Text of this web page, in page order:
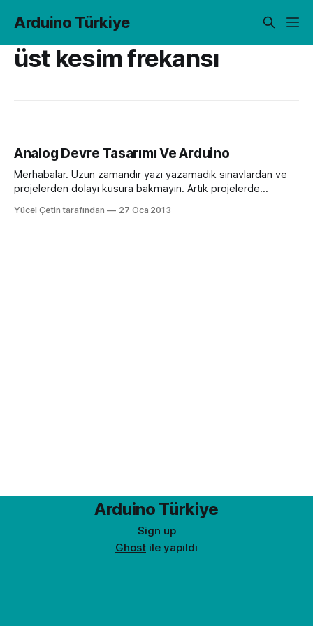
Arduino Türkiye
üst kesim frekansı
Analog Devre Tasarımı Ve Arduino
Merhabalar. Uzun zamandır yazı yazamadık sınavlardan ve
projelerden dolayı kusura bakmayın. Artık projelerde
var” dediğimizde sorular soruluyor Arduino’ya yeni başlayan
Yücel Çetin tarafından 27 Oca 2013
Arduino Türkiye
Sign up
Ghost ile yapıldı